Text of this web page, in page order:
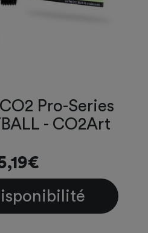
Pro-Series
- CO2Art